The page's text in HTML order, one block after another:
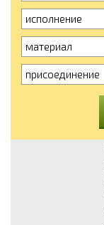
исполнение
материал
присоединение